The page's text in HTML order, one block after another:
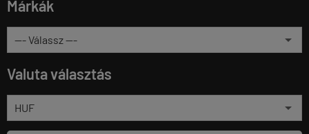
Márkák
Valuta választás